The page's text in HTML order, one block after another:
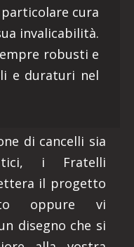
cura
invalicabilità.
robusti e
e duraturi nel
di cancelli sia
i Fratelli
il progetto
oppure vi
disegno che si